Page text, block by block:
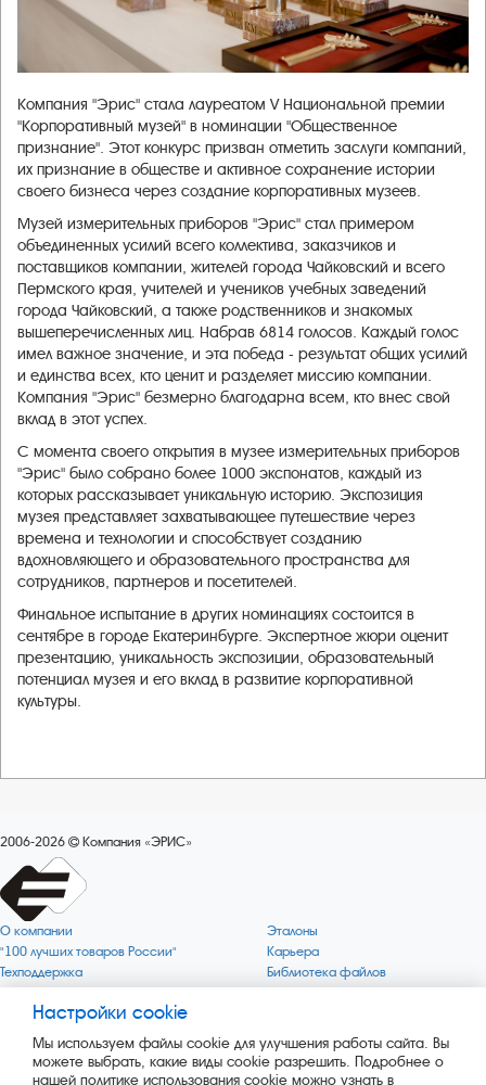
Компания "Эрис" стала лауреатом V Национальной премии
"Корпоративный музей" в номинации "Общественное
признание". Этот конкурс призван отметить заслуги компаний,
их признание в обществе и активное сохранение истории
своего бизнеса через создание корпоративных музеев.
Музей измерительных приборов "Эрис" стал примером
объединенных усилий всего коллектива, заказчиков и
поставщиков компании, жителей города Чайковский и всего
Пермского края, учителей и учеников учебных заведений
города Чайковский, а также родственников и знакомых
вышеперечисленных лиц. Набрав 6814 голосов. Каждый голос
имел важное значение, и эта победа - результат общих усилий
и единства всех, кто ценит и разделяет миссию компании.
Компания "Эрис" безмерно благодарна всем, кто внес свой
вклад в этот успех.
С момента своего открытия в музее измерительных приборов
"Эрис" было собрано более 1000 экспонатов, каждый из
которых рассказывает уникальную историю. Экспозиция
музея представляет захватывающее путешествие через
времена и технологии и способствует созданию
вдохновляющего и образовательного пространства для
сотрудников, партнеров и посетителей.
Финальное испытание в других номинациях состоится в
сентябре в городе Екатеринбурге. Экспертное жюри оценит
презентацию, уникальность экспозиции, образовательный
потенциал музея и его вклад в развитие корпоративной
культуры.
2006-2026 Компания «ЭРИС»
О компании
"100 лучших товаров России"
Техподдержка
Поверка по редким газам
Готовность СИ Онлайн
Пресс-релизы
Эталоны
Карьера
Библиотека файлов
Цели компании
Зелёная 1000
Настройки cookie
Мы используем файлы cookie для улучшения работы сайта. Вы
можете выбрать, какие виды cookie разрешить. Подробнее о
нашей политике использования cookie можно узнать в